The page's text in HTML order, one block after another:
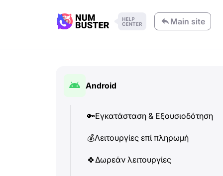
Main site
Android
🔑Εγκατάσταση & Εξουσιοδότηση
💰Λειτουργίες επί πληρωμή
🍀Δωρεάν λειτουργίες